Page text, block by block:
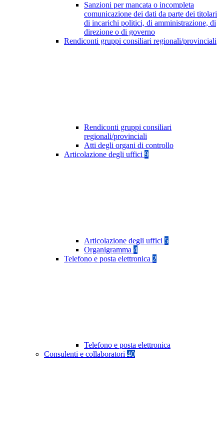
Sanzioni per mancata o incompleta
comunicazione dei dati da parte dei titolari
di incarichi politici, di amministrazione, di
direzione o di governo
Rendiconti gruppi consiliari regionali/provinciali
Rendiconti gruppi consiliari
regionali/provinciali
Atti degli organi di controllo
Articolazione degli uffici 9
Articolazione degli uffici 5
Organigramma 4
Telefono e posta elettronica 2
Telefono e posta elettronica
Consulenti e collaboratori 40